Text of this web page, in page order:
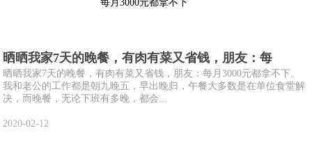
晒晒我家7天的晚餐，有肉有菜又省钱，朋友：每
晒晒我家7天的晚餐，有肉有菜又省钱，朋友：每月3000元都拿不下。
我和老公的工作都是朝九晚五，早出晚归，午餐大多数是在单位食堂解
决，而晚餐，无论下班有多晚，都会...
2020-02-12